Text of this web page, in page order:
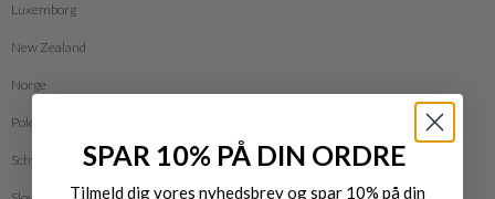
Luxemborg
New Zealand
Norge
Polen
Schweiz SPAR 10% PÅ DIN ORDRE
Tilmeld dig vores nyhedsbrev og spar 10% på din